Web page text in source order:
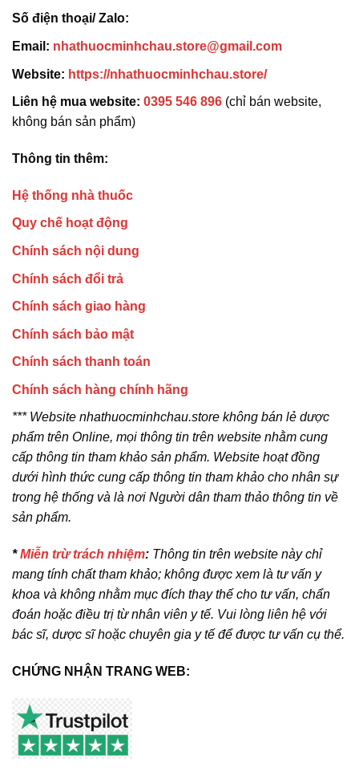
Số điện thoại/ Zalo:
Email: nhathuocminhchau.store@gmail.com
Website: https://nhathuocminhchau.store/
Liên hệ mua website: 0395 546 896 (chỉ bán website,
không bán sản phẩm)
Thông tin thêm:
Hệ thống nhà thuốc
Quy chế hoạt động
Chính sách nội dung
Chính sách đổi trả
Chính sách giao hàng
Chính sách bảo mật
Chính sách thanh toán
Chính sách hàng chính hãng
*** Website nhathuocminhchau.store không bán lẻ dược
phẩm trên Online, mọi thông tin trên website nhằm cung
cấp thông tin tham khảo sản phẩm. Website hoạt đồng
dưới hình thức cung cấp thông tin tham khảo cho nhân sự
trong hệ thống và là nơi Người dân tham thảo thông tin về
sản phẩm.
*Miễn trừ trách nhiệm: Thông tin trên website này chỉ
mang tính chất tham khảo; không được xem là tư vấn y
khoa và không nhằm mục đích thay thế cho tư vấn, chẩn
đoán hoặc điều trị từ nhân viên y tế. Vui lòng liên hệ với
bác sĩ, dược sĩ hoặc chuyên gia y tế để được tư vấn cụ thể.
CHỨNG NHẬN TRANG WEB: